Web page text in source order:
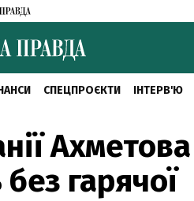
СПЕЦПРОЄКТИ ІНТЕРВ'Ю
Ахметова
гарячої